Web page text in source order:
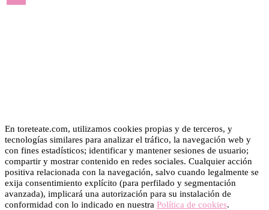
En toreteate.com, utilizamos cookies propias y de terceros, y
tecnologías similares para analizar el tráfico, la navegación web y
con fines estadísticos; identificar y mantener sesiones de usuario;
compartir y mostrar contenido en redes sociales. Cualquier acción
positiva relacionada con la navegación, salvo cuando legalmente se
exija consentimiento explícito (para perfilado y segmentación
avanzada), implicará una autorización para su instalación de
conformidad con lo indicado en nuestra Política de cookies.